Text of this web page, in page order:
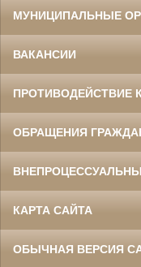
МУНИЦИПАЛЬНЫЕ
ВАКАНСИИ
ПРОТИВОДЕЙСТВИЕ
ОБРАЩЕНИЯ
КАРТА САЙТА
ОБЫЧНАЯ ВЕРСИЯ